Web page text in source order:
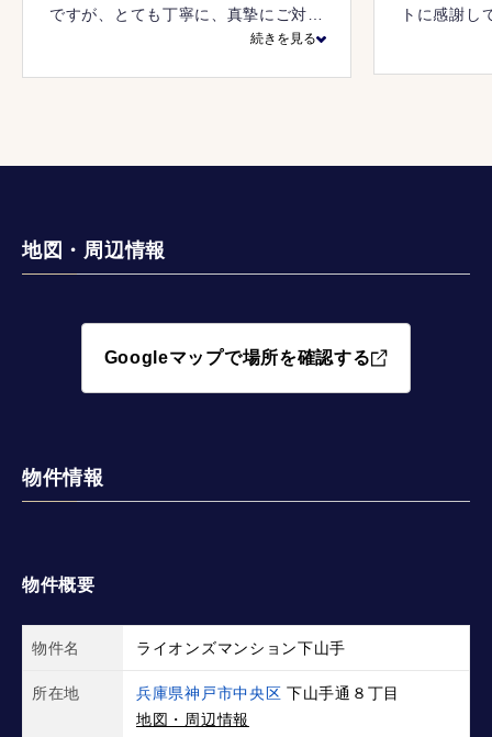
ですが、とても丁寧に、真摯にご対応
いただき購入という決断ができまし
続きを見る
トに感謝し
地図・周辺情報
Googleマップで場所を確認する
物件情報
物件概要
物件名 ライオンズマンション下山手
所在地 兵庫県神戸市中央区 下山手通８丁目
地図・周辺情報